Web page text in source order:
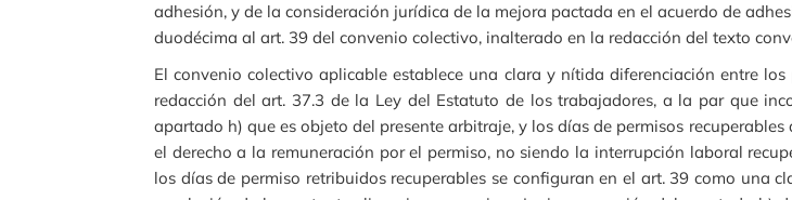
adhesión, y de la consideración jurídica de la mejora pactada en el acuerdo de
duodécima al art. 39 del convenio colectivo, inalterado en la redacción del texto
El convenio colectivo aplicable establece una clara y nítida diferenciación entre
redacción del art. 37.3 de la Ley del Estatuto de los trabajadores, a la par que
apartado h) que es objeto del presente arbitraje, y los días de permisos
el derecho a la remuneración por el permiso, no siendo la interrupción laboral
los días de permiso retribuidos recuperables se configuran en el art. 39 como una